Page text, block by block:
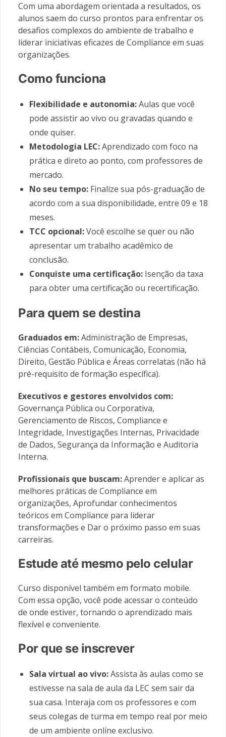
Com uma abordagem orientada a resultados, os
alunos saem do curso prontos para enfrentar os
desafios complexos do ambiente de trabalho e
liderar iniciativas eficazes de Compliance em suas
organizações.
Como funciona
Flexibilidade e autonomia:Aulas que você
pode assistir ao vivo ou gravadas quando e
onde quiser.
Metodologia LEC:Aprendizado com foco na
prática e direto ao ponto, com professores de
mercado.
No seu tempo: Finalize sua pós-graduação de
acordo com a sua disponibilidade, entre 09 e 18
meses.
TCC opcional:Você escolhe se quer ou não
apresentar um trabalho acadêmico de
conclusão.
Conquiste uma certificação: Isenção da taxa
para obter uma certificação ou recertificação.
Para quem se destina
Graduados em:Administração de Empresas,
Ciências Contábeis, Comunicação, Economia,
Direito, Gestão Pública e Áreas correlatas (não há
pré-requisito de formação específica).
Executivos e gestores envolvidos com:
Governança Pública ou Corporativa,
Gerenciamento de Riscos, Compliance e
Integridade, Investigações Internas, Privacidade
de Dados, Segurança da Informação e Auditoria
Interna.
Profissionais que buscam:Aprender e aplicar as
melhores práticas de Compliance em
organizações, Aprofundar conhecimentos
teóricos em Compliance para liderar
transformações e Dar o próximo passo em suas
carreiras.
Estude até mesmo pelo celular
Curso disponível também em formato mobile.
Com essa opção, você pode acessar o conteúdo
de onde estiver, tornando o aprendizado mais
flexível e conveniente.
Por que se inscrever
Sala virtual ao vivo:Assista às aulas como se
estivesse na sala de aula da LEC sem sair da
sua casa. Interaja com os professores e com
seus colegas de turma em tempo real por meio
de um ambiente online exclusivo.